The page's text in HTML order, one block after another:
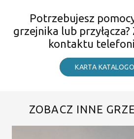
Potrzebujesz
grzejnika lub
kontaktu
KARTA
ZOBACZ INNE